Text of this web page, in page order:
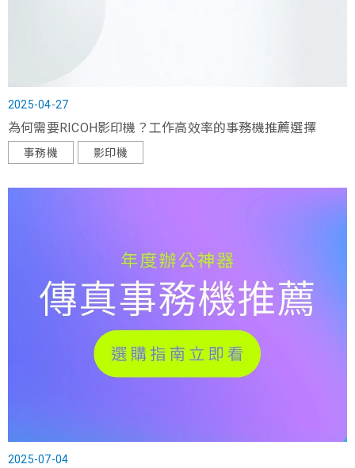
2025-04-27
為何需要RICOH影印機？工作高效率的事務機推薦選擇
事務機 影印機
2025-07-04